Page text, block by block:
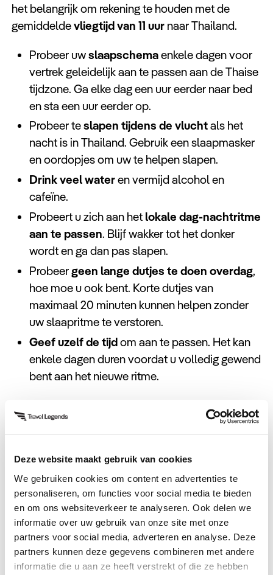
Deze website maakt gebruik van cookies
We gebruiken cookies om content en advertenties te
personaliseren, om functies voor social media te bieden
en om ons websiteverkeer te analyseren. Ook delen we
informatie over uw gebruik van onze site met onze
partners voor social media, adverteren en analyse. Deze
partners kunnen deze gegevens combineren met andere
informatie die u aan ze heeft verstrekt of die ze hebben
het belangrijk om rekening te houden met de
gemiddeldevliegtijd van 11 uur naar Thailand.
Probeer uwslaapschemaenkele dagen voor
vertrek geleidelijk aan te passen aan de Thaise
tijdzone. Ga elke dag een uur eerder naar bed
en sta een uur eerder op.
Probeer teslapen tijdens de vluchtals het
nacht is in Thailand. Gebruik een slaapmasker
en oordopjes om uw te helpen slapen.
Drink veel wateren vermijd alcohol en
cafeïne.
Probeert u zich aan het lokale dag-nachtritme
aan te passen. Blijf wakker tot het donker
wordt en ga dan pas slapen.
Probeergeen lange dutjes te doen overdag,
hoe moe u ook bent. Korte dutjes van
maximaal 20 minuten kunnen helpen zonder
uw slaapritme te verstoren.
Geef uzelf de tijdom aan te passen. Het kan
enkele dagen duren voordat u volledig gewend
bent aan het nieuwe ritme.
Veelgestelde vragen
Wat is het tijdsverschil tussen Thailand
en Nederland?
+6 uur
+5 uur
Wat is het tijdsverschil tussen Thailand
en België?